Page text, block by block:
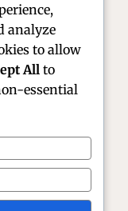
&
analyze
to allow
All to
essential